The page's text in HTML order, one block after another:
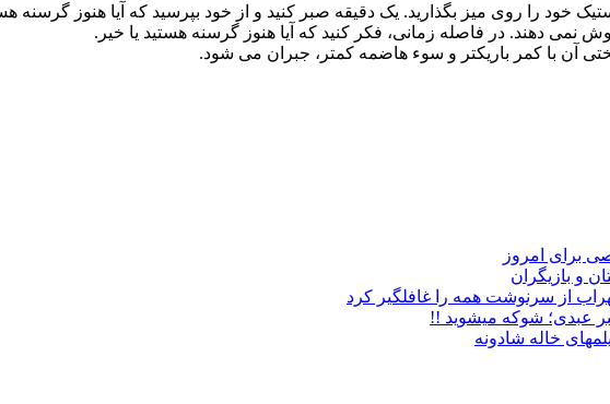
خود را روی میز بگذارید. یک دقیقه صبر کنید و از خود بپرسید که آیا هنوز گرسنه
دهند. در فاصله زمانی، فکر کنید که آیا هنوز گرسنه هستید یا خیر.
آن با کمر باریکتر و سوء هاضمه کمتر، جبران می شود.
و بازیگران
از سرنوشت همه را غافلگیر کرد
عبدی؛ شوکه میشوید !!
خاله شادونه